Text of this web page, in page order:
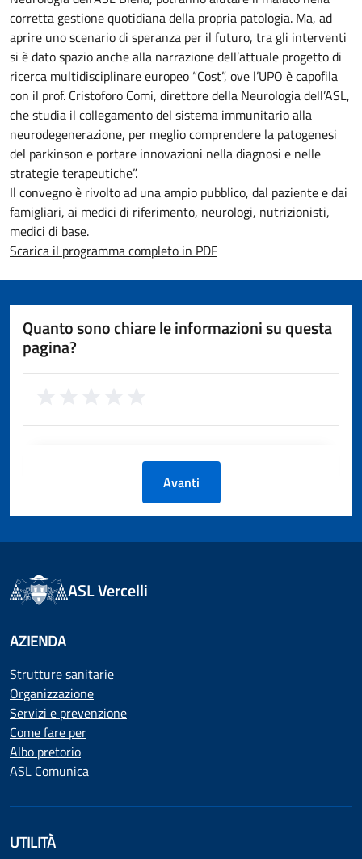
corretta gestione quotidiana della propria patologia. Ma, ad
aprire uno scenario di speranza per il futuro, tra gli interventi
si è dato spazio anche alla narrazione dell’attuale progetto di
ricerca multidisciplinare europeo “Cost”, ove l’UPO è capofila
con il prof. Cristoforo Comi, direttore della Neurologia dell’ASL,
che studia il collegamento del sistema immunitario alla
neurodegenerazione, per meglio comprendere la patogenesi
del parkinson e portare innovazioni nella diagnosi e nelle
strategie terapeutiche”.
Il convegno è rivolto ad una ampio pubblico, dal paziente e dai
famigliari, ai medici di riferimento, neurologi, nutrizionisti,
medici di base.
Scarica il programma completo in PDF
Quanto sono chiare le informazioni su questa
pagina?
Avanti
ASL Vercelli
AZIENDA
Strutture sanitarie
Organizzazione
Servizi e prevenzione
Come fare per
Albo pretorio
ASL Comunica
UTILITÀ